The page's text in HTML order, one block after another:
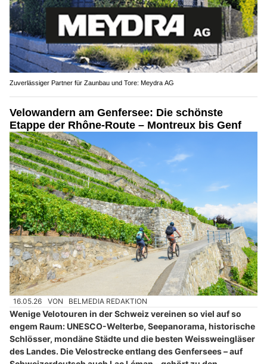
Zuverlässiger Partner für Zaunbau und Tore: Meydra AG
Velowandern am Genfersee: Die schönste
Etappe der Rhône-Route – Montreux bis Genf
16.05.26 VON BELMEDIA REDAKTION
Wenige Velotouren in der Schweiz vereinen so viel auf so
engem Raum: UNESCO-Welterbe, Seepanorama, historische
Schlösser, mondäne Städte und die besten Weissweingläser
des Landes. Die Velostrecke entlang des Genfersees – auf